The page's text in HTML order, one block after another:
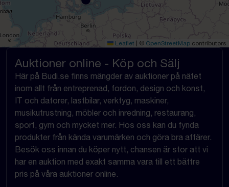
Leaflet © OpenStreetMap contributors
Auktioner online - Köp och Sälj
Här på Budi.se finns mängder av auktioner på nätet
inom allt från entreprenad, fordon, design och konst,
IT och datorer, lastbilar, verktyg, maskiner,
musikutrustning, möbler och inredning, restaurang,
sport, gym och mycket mer. Hos oss kan du fynda
produkter från kända varumärken och göra bra affärer.
Besök oss innan du köper nytt, chansen är stor att vi
har en auktion med exakt samma vara till ett bättre
pris på våra auktioner online.